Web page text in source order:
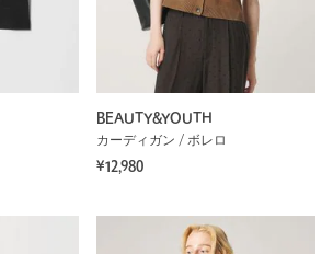
BEAUTY&YOUTH
カーディガン / ボレロ
¥12,980